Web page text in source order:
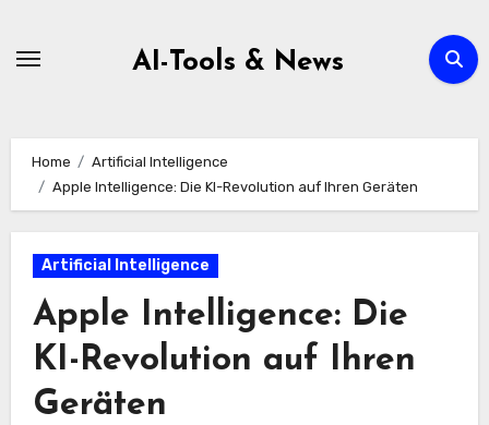
AI-Tools & News
Home
Artificial Intelligence
Apple Intelligence: Die KI-Revolution auf Ihren Geräten
Artificial Intelligence
Apple Intelligence: Die
KI-Revolution auf Ihren
Geräten